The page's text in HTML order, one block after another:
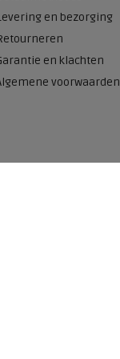
en bezorging
en klachten
voorwaarden